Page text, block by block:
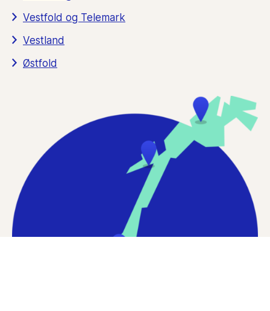
Vestfold og Telemark
Vestland
Østfold